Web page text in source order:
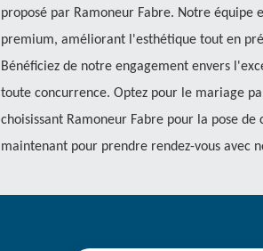
proposé par Ramoneur Fabre. Notre
premium, améliorant l'esthétique tout en
Bénéficiez de notre engagement envers
toute concurrence. Optez pour le mariage
choisissant Ramoneur Fabre pour la pose
maintenant pour prendre rendez-vous avec